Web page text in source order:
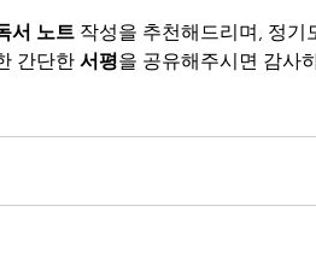
서 노트 작성을 추천해드리며, 정기
간단한 서평을 공유해주시면 감사